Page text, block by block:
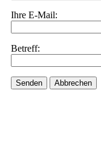
Ihre E-Mail:
Betreff:
Senden Abbrechen